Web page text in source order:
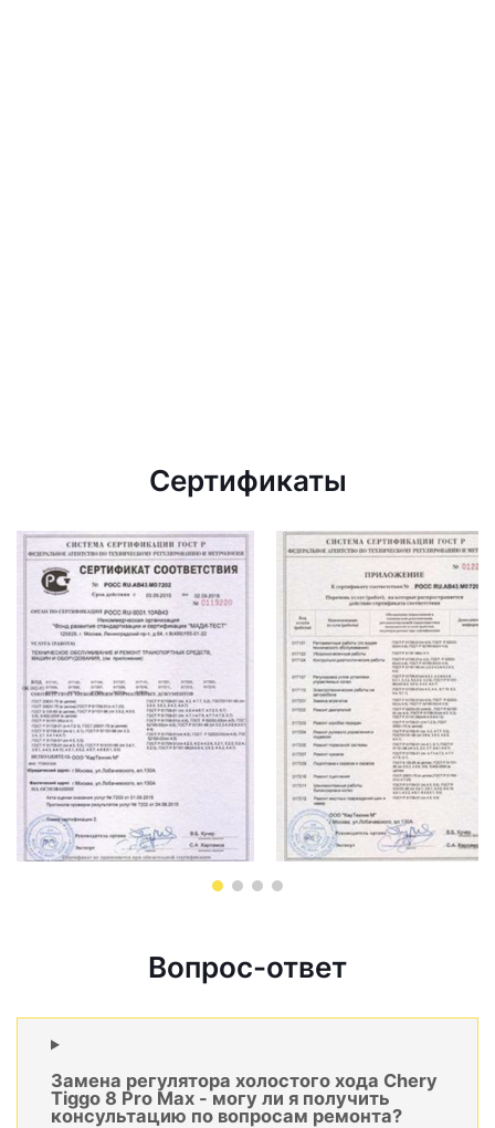
Сертификаты
Вопрос-ответ
Замена регулятора холостого хода Chery
Tiggo 8 Pro Max - могу ли я получить
консультацию по вопросам ремонта?